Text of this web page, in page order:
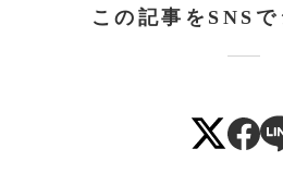
この記事をSNS